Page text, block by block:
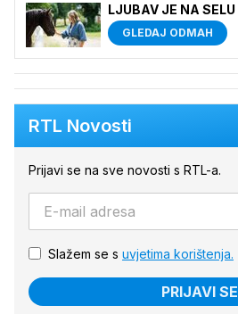
LJUBAV JE NA SELU
GLEDAJ ODMAH
RTL Novosti
Prijavi se na sve novosti s RTL-a.
Slažem se s uvjetima korištenja.
PRIJAVI SE